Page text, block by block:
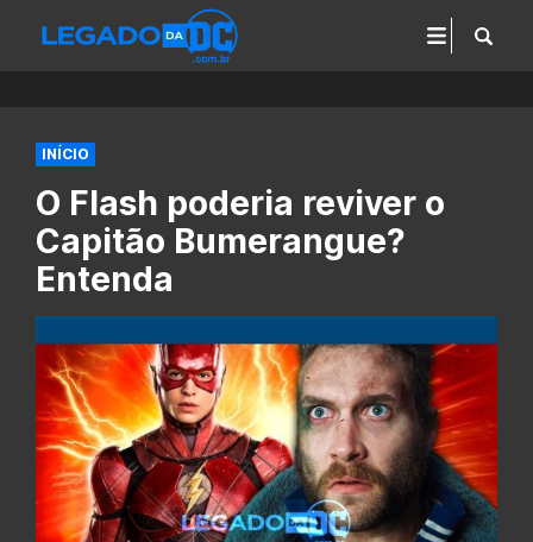
INÍCIO
O Flash poderia reviver o
Capitão Bumerangue?
Entenda